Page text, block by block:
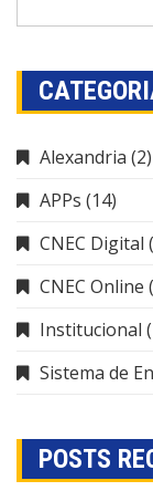
Alexandria (2)
APPs (14)
CNEC Digital
CNEC Online
Institucional
Sistema de
POSTS